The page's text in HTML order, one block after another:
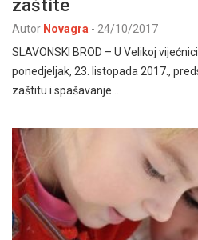
zaštite
Autor Novagra - 24/10/2017
SLAVONSKI BROD – U Velikoj
ponedjeljak, 23. listopada 2017.,
zaštitu i spašavanje…